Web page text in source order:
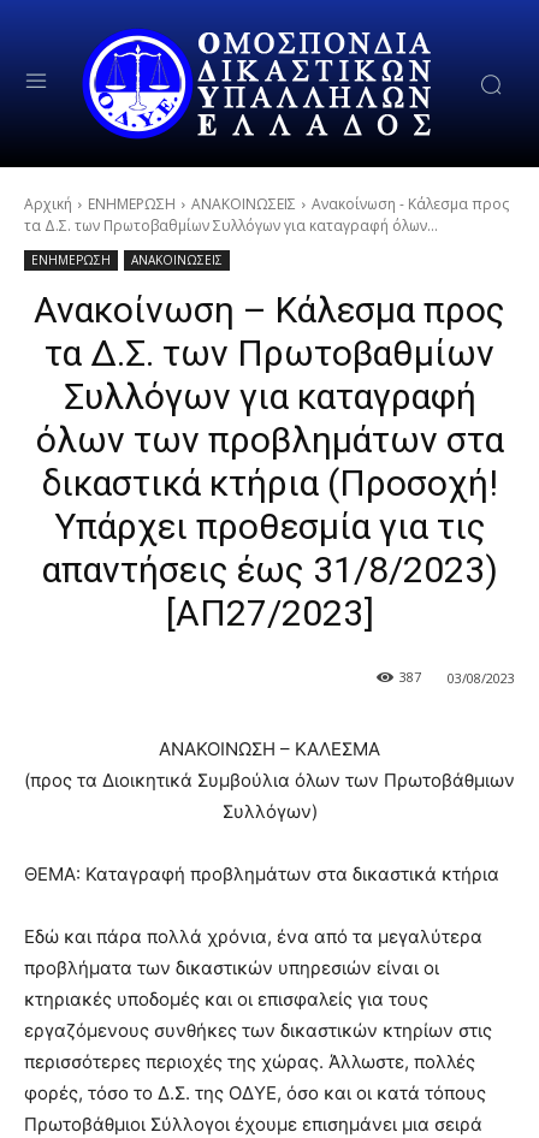
Αρχική ΕΝΗΜΕΡΩΣΗ ΑΝΑΚΟΙΝΩΣΕΙΣ
Ανακοίνωση - Κάλεσμα προς
τα Δ.Σ. των Πρωτοβαθμίων Συλλόγων για καταγραφή όλων...
ΕΝΗΜΕΡΩΣΗ ΑΝΑΚΟΙΝΩΣΕΙΣ
Ανακοίνωση – Κάλεσμα προς
τα Δ.Σ. των Πρωτοβαθμίων
Συλλόγων για καταγραφή
όλων των προβλημάτων στα
δικαστικά κτήρια (Προσοχή!
Υπάρχει προθεσμία για τις
απαντήσεις έως 31/8/2023)
[ΑΠ27/2023]
387 03/08/2023
ΑΝΑΚΟΙΝΩΣΗ – ΚΑΛΕΣΜΑ
(προς τα Διοικητικά Συμβούλια όλων των Πρωτοβάθμιων
Συλλόγων)
ΘΕΜΑ: Καταγραφή προβλημάτων στα δικαστικά κτήρια
Εδώ και πάρα πολλά χρόνια, ένα από τα μεγαλύτερα
προβλήματα των δικαστικών υπηρεσιών είναι οι
κτηριακές υποδομές και οι επισφαλείς για τους
εργαζόμενους συνθήκες των δικαστικών κτηρίων στις
περισσότερες περιοχές της χώρας. Άλλωστε, πολλές
φορές, τόσο το Δ.Σ. της ΟΔΥΕ, όσο και οι κατά τόπους
Πρωτοβάθμιοι Σύλλογοι έχουμε επισημάνει μια σειρά